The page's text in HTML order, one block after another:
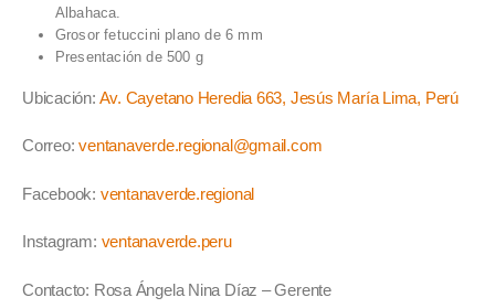
Albahaca.
Grosor fetuccini plano de 6 mm
Presentación de 500 g
Ubicación: Av. Cayetano Heredia 663, Jesús María Lima, Perú
Correo:ventanaverde.regional@gmail.com
Facebook: ventanaverde.regional
Instagram: ventanaverde.peru
Contacto: Rosa Ángela Nina Díaz – Gerente